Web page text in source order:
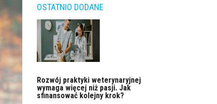
OSTATNIO DODANE
Rozwój praktyki weterynaryjnej
wymaga więcej niż pasji. Jak
sfinansować kolejny krok?